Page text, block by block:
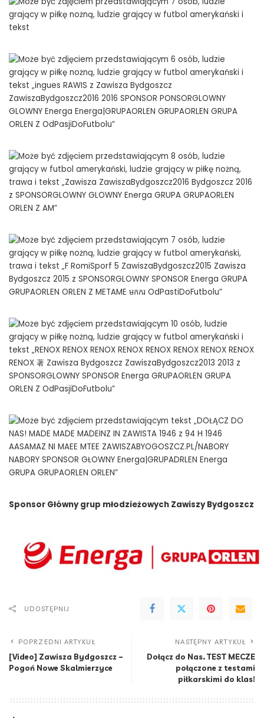
Sponsor Główny grup młodzieżowych Zawiszy Bydgoszcz
UDOSTĘPNIJ
POPRZEDNI ARTYKUŁ
[Video] Zawisza Bydgoszcz –
Pogoń Nowe Skalmierzyce
NASTĘPNY ARTYKUŁ
Dołącz do Nas. TEST MECZE
połączone z testami
piłkarskimi do klas!